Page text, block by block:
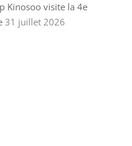
Kinosoo visite la 4e
31 juillet 2026